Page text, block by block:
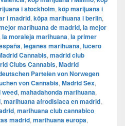
i stockholm, ​​köp marijuana i
i madrid, köpa marihuana i berlin,
marihuana de madrid, la mejor
la moraleja marihuana, la primer
, leganes marihuana, lucero
Cannabis, madrid club
Clubs Cannabis, Madrid
Parteien von Norwegen
von Cannabis, Madrid Sex,
weed, mahadahonda marihuana,
, marihuana afrodisiaca en madrid,
, marihuana club cannabico
madrid, marihuana europa,